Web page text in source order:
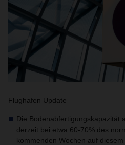
Flughafen Update
Die Bodenabfertigungskapazität
derzeit bei etwa 60-70% des
kommenden Wochen auf diesem